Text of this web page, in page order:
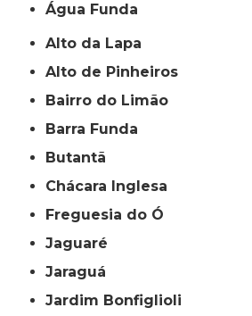
Água Funda
Alto da Lapa
Alto de Pinheiros
Bairro do Limão
Barra Funda
Butantã
Chácara Inglesa
Freguesia do Ó
Jaguaré
Jaraguá
Jardim Bonfiglioli